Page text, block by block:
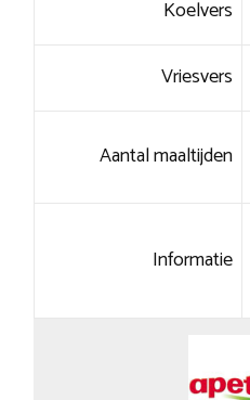
Koelvers
Vriesvers
Aantal maaltijden
Informatie